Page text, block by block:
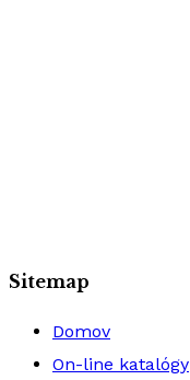
Sitemap
Domov
On-line katalógy